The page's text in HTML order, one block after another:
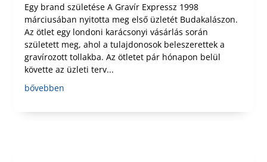
Egy brand születése A Gravír Expressz 1998
márciusában nyitotta meg első üzletét Budakalászon.
Az ötlet egy londoni karácsonyi vásárlás során
született meg, ahol a tulajdonosok beleszerettek a
gravírozott tollakba. Az ötletet pár hónapon belül
követte az üzleti terv...
bővebben